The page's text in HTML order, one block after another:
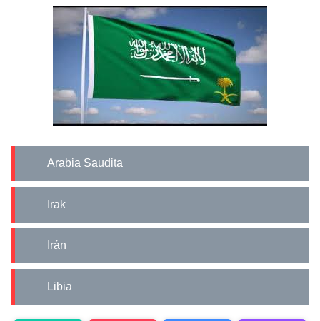
Arabia Saudita
Irak
Irán
Libia